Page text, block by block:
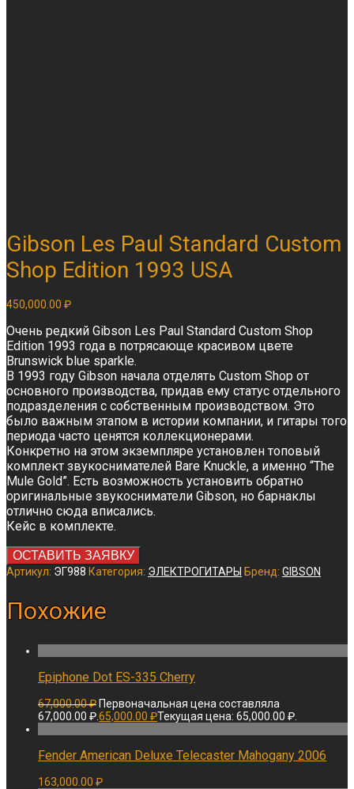
Gibson Les Paul Standard Custom
Shop Edition 1993 USA
450,000.00 ₽
Очень редкий Gibson Les Paul Standard Custom Shop
Edition 1993 года в потрясающе красивом цвете
Brunswick blue sparkle.
В 1993 году Gibson начала отделять Custom Shop от
основного производства, придав ему статус отдельного
подразделения с собственным производством. Это
было важным этапом в истории компании, и гитары того
периода часто ценятся коллекционерами.
Конкретно на этом экземпляре установлен топовый
комплект звукоснимателей Bare Knuckle, а именно “The
Mule Gold”. Есть возможность установить обратно
оригинальные звукосниматели Gibson, но барнаклы
отлично сюда вписались.
Кейс в комплекте.
ОСТАВИТЬ ЗАЯВКУ
Артикул: ЭГ988 Категория: ЭЛЕКТРОГИТАРЫ Бренд: GIBSON
Похожие
Epiphone Dot ES-335 Cherry
67,000.00₽ Первоначальная цена составляла
67,000.00 ₽.65,000.00 ₽Текущая цена: 65,000.00 ₽.
Fender American Deluxe Telecaster Mahogany 2006
163,000.00 ₽